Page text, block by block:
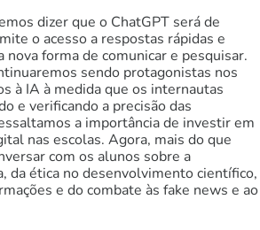
dizer que o ChatGPT será de
o acesso a respostas rápidas e
forma de comunicar e pesquisar.
sendo protagonistas nos
à IA à medida que os internautas
e verificando a precisão das
a importância de investir em
nas escolas. Agora, mais do que
com os alunos sobre a
da ética no desenvolvimento científico,
e do combate às fake news e ao